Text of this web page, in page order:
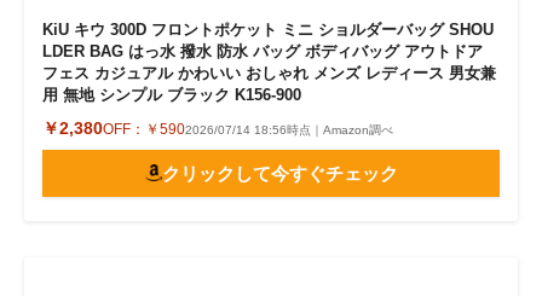
KiU キウ 300D フロントポケット ミニ ショルダーバッグ SHOU
LDER BAG はっ水 撥水 防水 バッグ ボディバッグ アウトドア
フェス カジュアル かわいい おしゃれ メンズ レディース 男女兼
用 無地 シンプル ブラック K156-900
￥2,380OFF： ￥5902026/07/14 18:56時点｜Amazon調べ
クリックして今すぐチェック